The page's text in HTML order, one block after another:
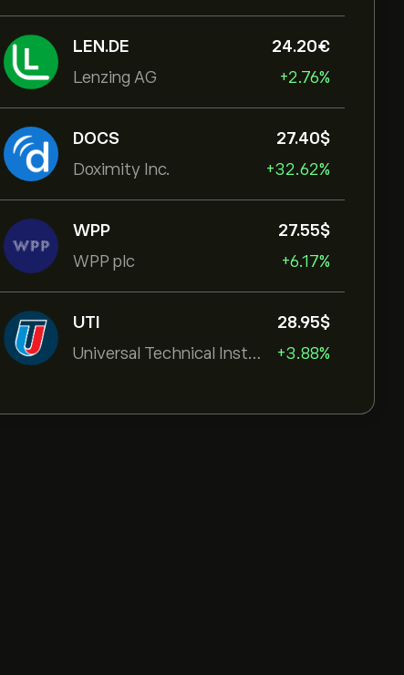
LEN.DE
Lenzing AG
24.20‎€‎
+2.76%
DOCS
Doximity Inc.
27.40‎$‎
+32.62%
WPP
WPP plc
27.55‎$‎
+6.17%
UTI
Universal Technical Institut
28.95‎$‎
+3.88%